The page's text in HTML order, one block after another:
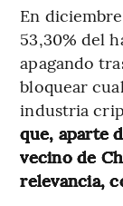
En
53,30% del
apagando
bloquear
industria
que, aparte
vecino de
relevancia,